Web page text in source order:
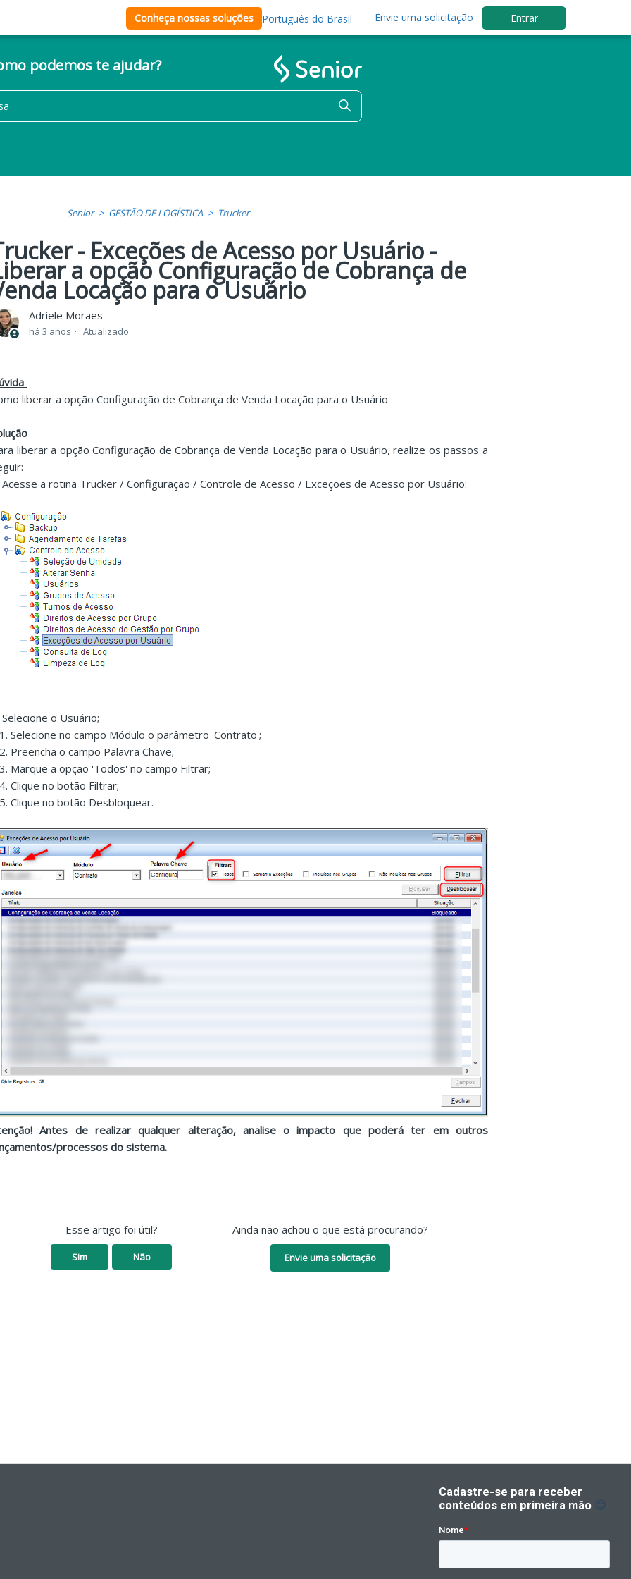
Conheça nossas soluções Português do Brasil Envie uma solicitação Entrar
podemos te ajudar?
Senior GESTÃO DE LOGÍSTICA Trucker
- Exceções de Acesso por Usuário -
a opção Configuração de Cobrança de
Locação para o Usuário
Adriele Moraes
há 3 anos Atualizado
liberar a opção Configuração de Cobrança de Venda Locação para o Usuário
liberar a opção Configuração de Cobrança de Venda Locação para o Usuário, realize os passos a
Acesse a rotina Trucker / Configuração / Controle de Acesso / Exceções de Acesso por Usuário:
Selecione o Usuário;
Selecione no campo Módulo o parâmetro 'Contrato';
Preencha o campo Palavra Chave;
Marque a opção 'Todos' no campo Filtrar;
Clique no botão Filtrar;
Clique no botão Desbloquear.
Antes de realizar qualquer alteração, analise o impacto que poderá ter em outros
processos do sistema.
Esse artigo foi útil?
Sim Não
Ainda não achou o que está procurando?
Envie uma solicitação